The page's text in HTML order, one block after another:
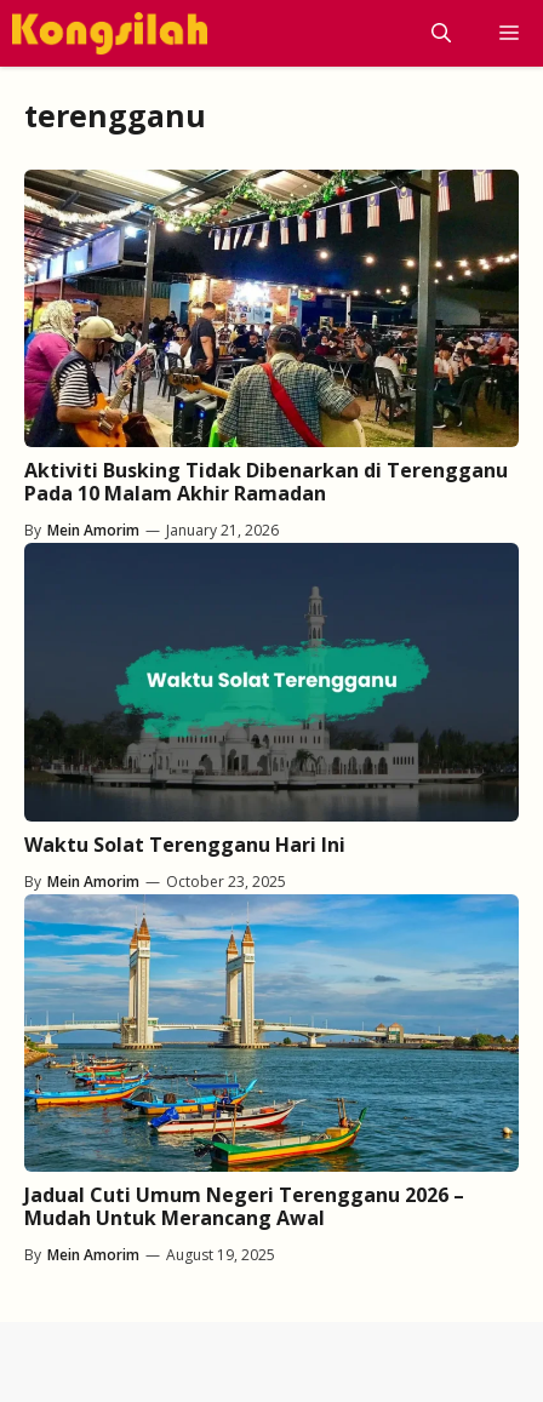
Skip
terengganu
Aktiviti Busking Tidak Dibenarkan di Terengganu
Pada 10 Malam Akhir Ramadan
By Mein Amorim — January 21, 2026
Waktu Solat Terengganu Hari Ini
By Mein Amorim — October 23, 2025
Jadual Cuti Umum Negeri Terengganu 2026 –
Mudah Untuk Merancang Awal
By Mein Amorim — August 19, 2025